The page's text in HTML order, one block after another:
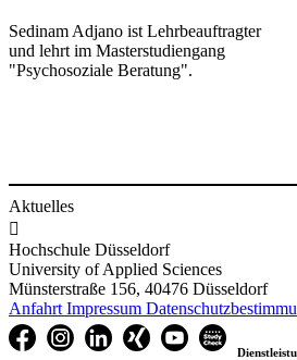
Sedinam Adjano ist Lehrbeauftragter
und lehrt im Masterstudiengang
"Psychosoziale Beratung".
Aktuelles

Hochschule Düsseldorf
University of Applied Sciences
Münsterstraße 156, 40476 Düsseldorf
Anfahrt Impressum